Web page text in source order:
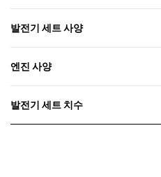
발전기 세트 사양
엔진 사양
발전기 세트 치수